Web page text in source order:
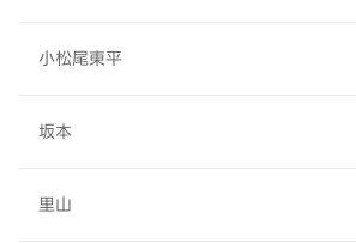
小松尾東平
坂本
里山